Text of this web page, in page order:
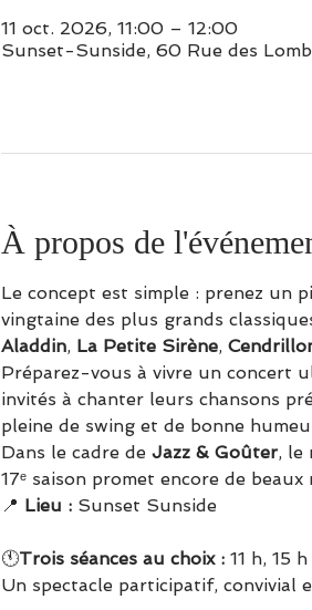
11 oct. 2026, 11:00 – 12:00
Sunset-Sunside, 60 Rue des
À propos de
Le concept est simple : prenez un
vingtaine des plus grands
Aladdin, La Petite Sirène,
Préparez-vous à vivre un concert
invités à chanter leurs chansons
pleine de swing et de bonne
Dans le cadre de Jazz & Goûter, le
17ᵉ saison promet encore de
📍 Lieu : Sunset Sunside
🕚Trois séances au choix : 11 h, 15
Un spectacle participatif, convivial